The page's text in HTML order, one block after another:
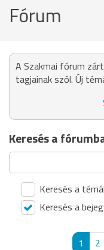
Fórum
A Szakmai fórum
tagjainak szól. Új
Keresés a
Keresés a
Keresés a
1 2